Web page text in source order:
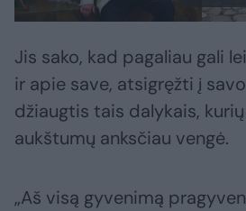
Jis sako, kad pagaliau gali
ir apie save, atsigręžti į
džiaugtis tais dalykais,
aukštumų anksčiau vengė.
„Aš visą gyvenimą